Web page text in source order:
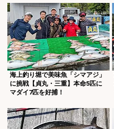
海上釣り堀で美味魚「シマアジ」
に挑戦【貞丸・三重】本命5匹に
マダイ7匹を好捕！